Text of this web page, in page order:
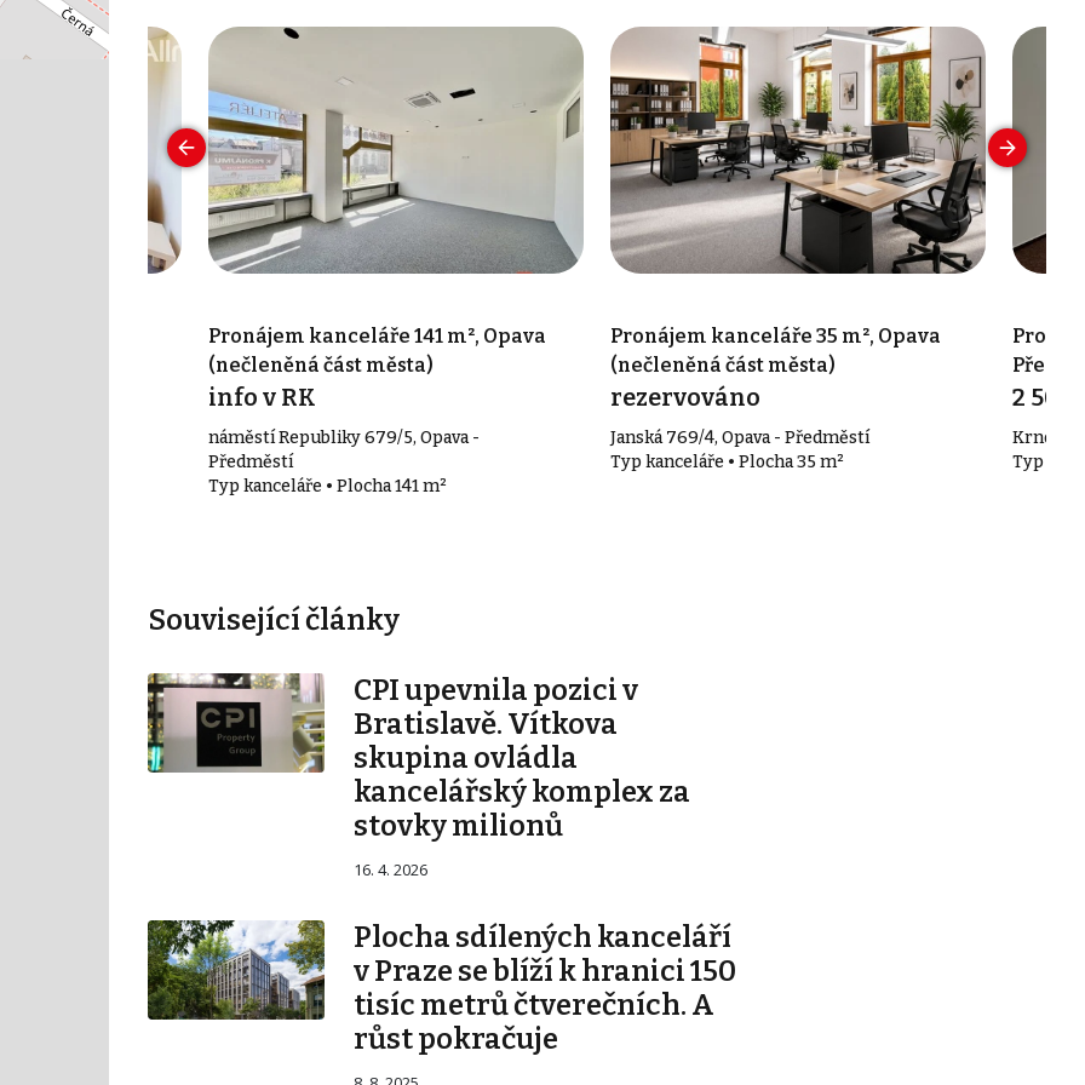
Pronájem kanceláře 141 m², Opava
(nečleněná část města)
info v RK
náměstí Republiky 679/5, Opava -
Předměstí
Typ kanceláře • Plocha 141 m²
Pronájem kanceláře 35 m², Opava
(nečleněná část města)
rezervováno
Janská 769/4, Opava - Předměstí
Typ kanceláře • Plocha 35 m²
2 500
Typ
Související články
CPI upevnila pozici v
Bratislavě. Vítkova
skupina ovládla
kancelářský komplex za
stovky milionů
16. 4. 2026
Plocha sdílených kanceláří
v Praze se blíží k hranici 150
tisíc metrů čtverečních. A
růst pokračuje